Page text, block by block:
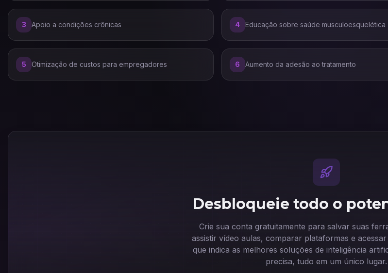
3 Apoio a condições crônicas 4 Educação sobre saúde musculoesquelética
5 Otimização de custos para empregadores 6 Aumento da adesão ao tratamento
Desbloqueie todo o
Crie sua conta gratuitamente para salvar suas
assistir vídeo aulas, comparar plataformas e
que indica as melhores soluções de inteligência
precisa, tudo em um único lugar.